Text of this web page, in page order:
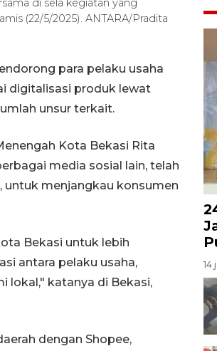
di sela kegiatan yang
(22/5/2025). ANTARA/Pradita
para pelaku usaha
digitalisasi produk lewat
unsur terkait.
Kota Bekasi Rita
media sosial lain, telah
untuk menjangkau konsumen
Bekasi untuk lebih
antara pelaku usaha,
lokal," katanya di Bekasi,
dengan Shopee,
14